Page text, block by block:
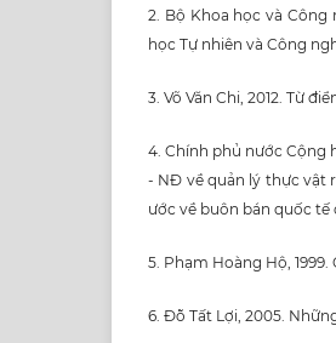
2. Bộ Khoa học và Công
học Tự nhiên và Công
3. Võ Văn Chi, 2012. Từ
4. Chính phủ nước Cộng
- NĐ về quản lý thực vật
ước về buôn bán quốc tế
5. Phạm Hoàng Hộ, 1999.
6. Đỗ Tất Lợi, 2005.